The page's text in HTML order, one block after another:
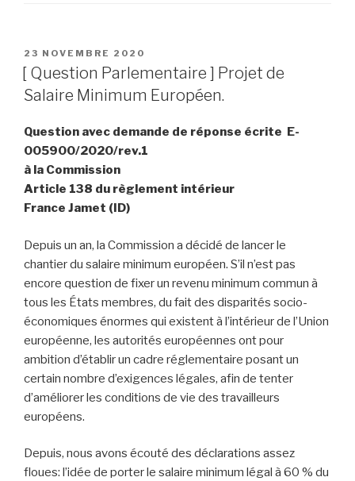
PUBLIÉ
LE
23 NOVEMBRE 2020
[ Question Parlementaire ] Projet de
Salaire Minimum Européen.
Question avec demande de réponse écrite E-
005900/2020/rev.1
à la Commission
Article 138 du règlement intérieur
France Jamet (ID)
Depuis un an, la Commission a décidé de lancer le
chantier du salaire minimum européen. S’il n’est pas
encore question de fixer un revenu minimum commun à
tous les États membres, du fait des disparités socio-
économiques énormes qui existent à l’intérieur de l’Union
européenne, les autorités européennes ont pour
ambition d’établir un cadre réglementaire posant un
certain nombre d’exigences légales, afin de tenter
d’améliorer les conditions de vie des travailleurs
européens.
Depuis, nous avons écouté des déclarations assez
floues: l’idée de porter le salaire minimum légal à 60 % du